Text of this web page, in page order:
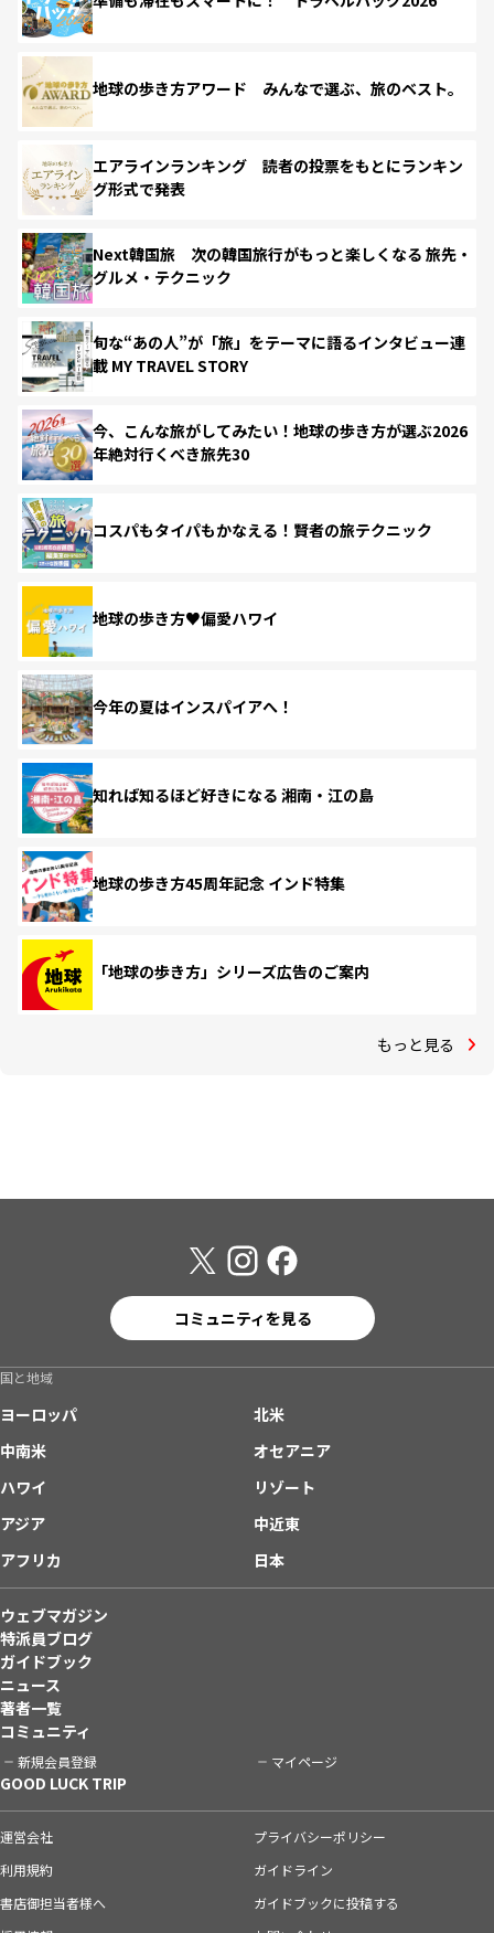
地球の歩き方アワード みんなで選ぶ、旅のベスト。
エアラインランキング 読者の投票をもとにランキン
グ形式で発表
Next韓国旅 次の韓国旅行がもっと楽しくなる 旅先・
グルメ・テクニック
旬な“あの人”が「旅」をテーマに語るインタビュー連
載 MY TRAVEL STORY
今、こんな旅がしてみたい！地球の歩き方が選ぶ2026
年絶対行くべき旅先30
コスパもタイパもかなえる！賢者の旅テクニック
地球の歩き方♥偏愛ハワイ
今年の夏はインスパイアへ！
知れば知るほど好きになる 湘南・江の島
地球の歩き方45周年記念 インド特集
「地球の歩き方」シリーズ広告のご案内
もっと見る
コミュニティを見る
国と地域
ヨーロッパ
北米
中南米
オセアニア
ハワイ
リゾート
アジア
中近東
アフリカ
日本
ウェブマガジン
特派員ブログ
ガイドブック
ニュース
著者一覧
コミュニティ
新規会員登録 マイページ
GOOD LUCK TRIP
運営会社
プライバシーポリシー
利用規約
ガイドライン
書店御担当者様へ
ガイドブックに投稿する